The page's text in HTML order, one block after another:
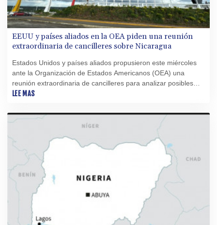
EEUU y países aliados en la OEA piden una reunión
extraordinaria de cancilleres sobre Nicaragua
Estados Unidos y países aliados propusieron este miércoles
ante la Organización de Estados Americanos (OEA) una
reunión extraordinaria de cancilleres para analizar posibles
medidas contra Nicaragua, cuyo gobierno quiere excluir a la
LEE MAS